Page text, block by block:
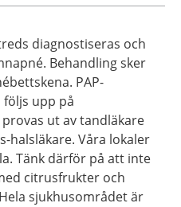
diagnostiseras och
Behandling sker
PAP-
upp på
ut av tandläkare
halsläkare. Våra lokaler
Tänk därför på att inte
citrusfrukter och
sjukhusområdet är